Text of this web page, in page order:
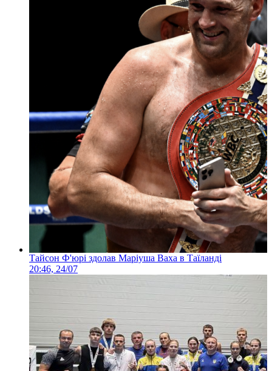
Тайсон Ф'юрі здолав Маріуша Ваха в Таїланді
20:46, 24/07